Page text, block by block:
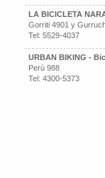
LA BICICLETA
Gorriti 4901 y
Tel: 5529-4037
URBAN BIKING -
Perú 988
Tel: 4300-5373